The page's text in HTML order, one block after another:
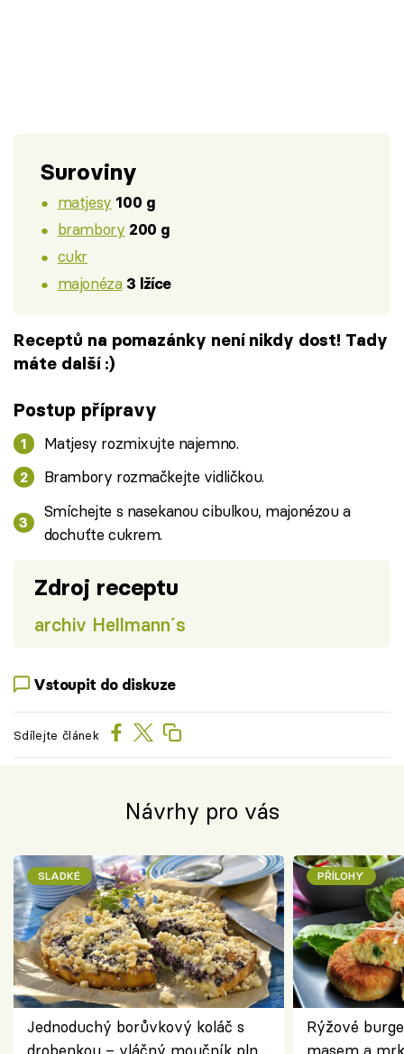
Suroviny
matjesy 100 g
brambory 200 g
cukr
majonéza 3 lžíce
Receptů na pomazánky není nikdy dost! Tady
máte další :)
Postup přípravy
Matjesy rozmixujte najemno.
Brambory rozmačkejte vidličkou.
Smíchejte s nasekanou cibulkou, majonézou a
dochuťte cukrem.
Zdroj receptu
archiv Hellmann´s
Vstoupit do diskuze
Sdílejte článek
Návrhy pro vás
SLADKÉ
Jednoduchý borůvkový koláč s
drobenkou – vláčný moučník plný
PŘÍLOHY
Rýžové
masem a